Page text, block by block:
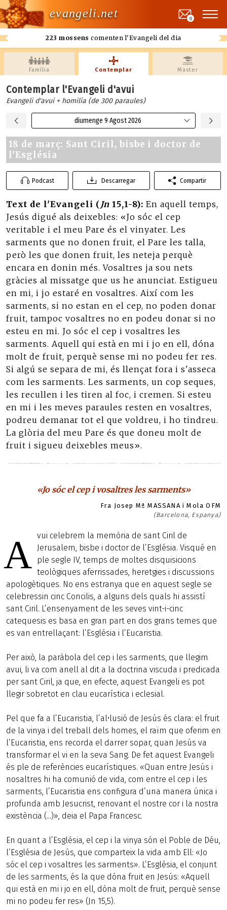
evangeli.net
223 mossens comenten l'Evangeli del dia
0
Família Contemplar Master
Contemplar l'Evangeli d'avui
Evangeli d'avui + homilía (de 300 paraules)
diumenge 9 Agost 2026
18 de març: Sant Ciril, bisbe i doctor de
l’Església
Podcast Descarregar Compartir
Text de l'Evangeli ( Jn 15,1-8): En aquell temps,
Jesús digué als deixebles: «Jo sóc el cep
veritable i el meu Pare és el vinyater. Les
sarments que no donen fruit, el Pare les talla,
però les que donen fruit, les neteja perquè
encara en donin més. Vosaltres ja sou nets
gràcies al missatge que us he anunciat. Estigueu
en mi, i jo estaré en vosaltres. Així com les
sarments, si no estan en el cep, no poden donar
fruit, tampoc vosaltres no en podeu donar si no
esteu en mi. Jo sóc el cep i vosaltres les
sarments. Aquell qui està en mi i jo en ell, dóna
molt de fruit, perquè sense mi no podeu fer res.
Si algú se separa de mi, és llençat fora i s'asseca
com les sarments. Les sarments, un cop seques,
les recullen i les tiren al foc, i cremen. Si esteu
en mi i les meves paraules resten en vosaltres,
podreu demanar tot el que voldreu, i ho tindreu.
La glòria del meu Pare és que doneu molt de
fruit i sigueu deixebles meus».
«Jo sóc el cep i vosaltres les sarments»
Fra Josep Mª MASSANA i Mola OFM
(Barcelona, Espanya)
A vui celebrem la memòria de sant Ciril de
Jerusalem, bisbe i doctor de l’Església. Visqué en
ple segle IV, temps de moltes disquisicions
teològiques aferrissades, heretgies i discussions
apologètiques. No ens estranya que en aquest segle se
celebressin cinc Concilis, a alguns dels quals hi assistí
sant Ciril. L’ensenyament de les seves vint-i-cinc
catequesis es basa en gran part en dos grans temes que
es van entrellaçant: l’Església i l’Eucaristia.
Per això, la paràbola del cep i les sarments, que llegim
avui, li va com anell al dit a la doctrina viscuda i predicada
per sant Ciril, ja que, en efecte, aquest Evangeli es pot
llegir sobretot en clau eucarística i eclesial.
Pel que fa a l’Eucaristia, l’al•lusió de Jesús és clara: el fruit
de la vinya i del treball dels homes, el raïm que oferim en
l’Eucaristia, ens recorda el darrer sopar, quan Jesús va
transformar el vi en la seva Sang. De fet aquest Evangeli
és ple de referències eucarístiques. «Quan entre Jesús i
nosaltres hi ha comunió de vida, com entre el cep i les
sarments, l’Eucaristia ens configura d’una manera única i
profunda amb Jesucrist, renovant el nostre cor i la nostra
existència (...)», deia el Papa Francesc.
En quant a l’Església, el cep i la vinya són el Poble de Déu,
l’Església de Jesús, que comparteix la vida amb Ell: «Jo
sóc el cep i vosaltres les sarments». L’Església, el conjunt
de les sarments, és la que dóna fruit en Jesús: «Aquell
qui està en mi i jo en ell, dóna molt de fruit, perquè sense
mi no podeu fer res» (Jn 15,5).